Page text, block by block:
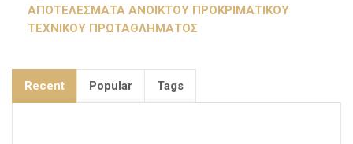
ΑΠΟΤΕΛΕΣΜΑΤΑ ΑΝΟΙΚΤΟΥ ΠΡΟΚΡΙΜΑΤΙΚΟΥ
ΤΕΧΝΙΚΟΥ ΠΡΩΤΑΘΛΗΜΑΤΟΣ
Recent Popular Tags